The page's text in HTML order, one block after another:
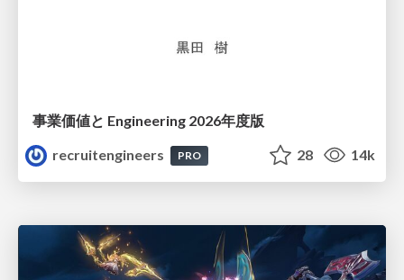
事業価値と Engineering 2026年度版
recruitengineers
PRO 28 14k